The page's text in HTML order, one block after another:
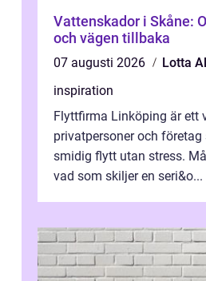
Vattenskador i Skåne:
och vägen tillbaka
07 augusti 2026
Lotta
inspiration
Flyttfirma Linköping är ett
privatpersoner och
smidig flytt utan stress.
vad som skiljer en seri&o...